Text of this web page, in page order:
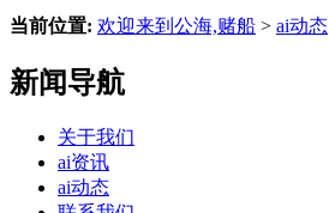
当前位置: 欢迎来到公海,赌船 > ai动态
新闻导航
关于我们
ai资讯
ai动态